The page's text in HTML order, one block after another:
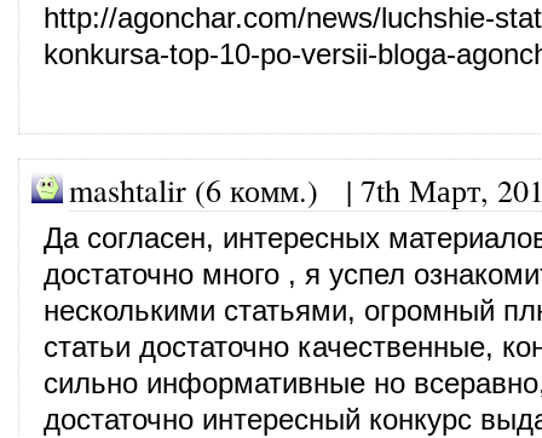
http://agonchar.com/news/luchshie-
konkursa-top-10-po-versii-bloga-
mashtalir (6 комм.) | 7th Март,
Да согласен, интересных
достаточно много , я успел
несколькими статьями, огромный
статьи достаточно качественные,
сильно информативные но
достаточно интересный конкурс